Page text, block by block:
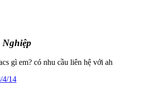
gì em? có nhu cầu liên hệ với ah
4/14